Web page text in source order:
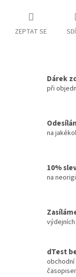
ZEPTAT SE
Dárek
při
na
10%
na
dTest